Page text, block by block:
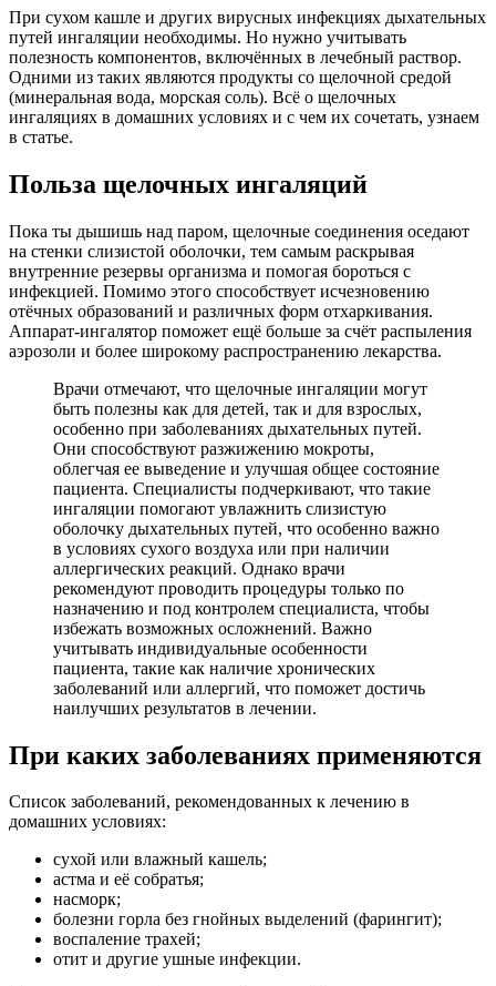
При сухом кашле и других вирусных инфекциях дыхательных
путей ингаляции необходимы. Но нужно учитывать
полезность компонентов, включённых в лечебный раствор.
Одними из таких являются продукты со щелочной средой
(минеральная вода, морская соль). Всё о щелочных
ингаляциях в домашних условиях и с чем их сочетать, узнаем
в статье.
Польза щелочных ингаляций
Пока ты дышишь над паром, щелочные соединения оседают
на стенки слизистой оболочки, тем самым раскрывая
внутренние резервы организма и помогая бороться с
инфекцией. Помимо этого способствует исчезновению
отёчных образований и различных форм отхаркивания.
Аппарат-ингалятор поможет ещё больше за счёт распыления
аэрозоли и более широкому распространению лекарства.
Врачи отмечают, что щелочные ингаляции могут
быть полезны как для детей, так и для взрослых,
особенно при заболеваниях дыхательных путей.
Они способствуют разжижению мокроты,
облегчая ее выведение и улучшая общее состояние
пациента. Специалисты подчеркивают, что такие
ингаляции помогают увлажнить слизистую
оболочку дыхательных путей, что особенно важно
в условиях сухого воздуха или при наличии
аллергических реакций. Однако врачи
рекомендуют проводить процедуры только по
назначению и под контролем специалиста, чтобы
избежать возможных осложнений. Важно
учитывать индивидуальные особенности
пациента, такие как наличие хронических
заболеваний или аллергий, что поможет достичь
наилучших результатов в лечении.
При каких заболеваниях применяются
Список заболеваний, рекомендованных к лечению в
домашних условиях:
сухой или влажный кашель;
астма и её собратья;
насморк;
болезни горла без гнойных выделений (фарингит);
воспаление трахей;
отит и другие ушные инфекции.